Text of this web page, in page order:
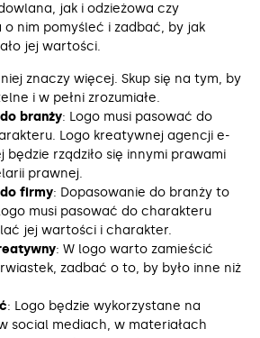
jak i odzieżowa czy
nim pomyśleć i zadbać, by jak
jej wartości.
znaczy więcej. Skup się na tym, by
i w pełni zrozumiałe.
branży: Logo musi pasować do
Logo kreatywnej agencji e-
będzie rządziło się innymi prawami
prawnej.
firmy: Dopasowanie do branży to
musi pasować do charakteru
jej wartości i charakter.
: W logo warto zamieścić
zadbać o to, by było inne niż
: Logo będzie wykorzystane na
social mediach, w materiałach